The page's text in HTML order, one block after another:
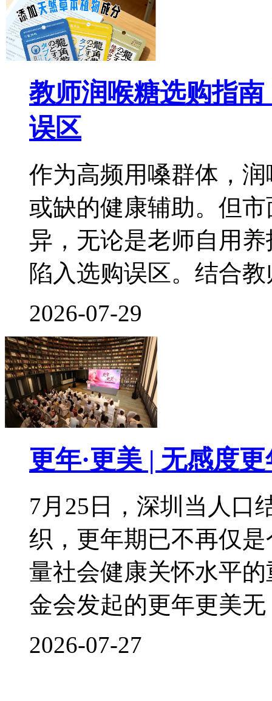
教师润喉糖选购指
误区
作为高频用嗓群体，
或缺的健康辅助。但
异，无论是老师自用
陷入选购误区。结合
2026-07-29
更年·更美 | 无感度
7月25日，深圳当人口
织，更年期已不再仅
量社会健康关怀水平
金会发起的更年更美无
2026-07-27